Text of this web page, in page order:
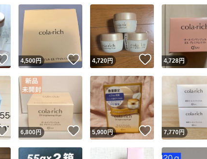
スピード発送 このユーザーは
安心発送 このユーザーは
いいね！
4,500円 いいね！
4,720円 いいね！
4,728円
いいね！
6,800円 いいね！
5,900円 いいね！
7,770円